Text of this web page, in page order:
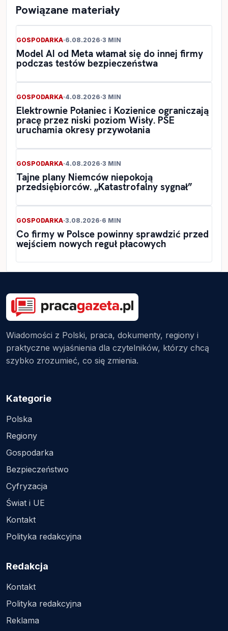
Powiązane materiały
GOSPODARKA·6.08.2026·3 MIN
Model AI od Meta włamał się do innej firmy
podczas testów bezpieczeństwa
GOSPODARKA·4.08.2026·3 MIN
Elektrownie Połaniec i Kozienice ograniczają
pracę przez niski poziom Wisły. PSE
uruchamia okresy przywołania
GOSPODARKA·4.08.2026·3 MIN
Tajne plany Niemców niepokoją
przedsiębiorców. „Katastrofalny sygnał”
GOSPODARKA·3.08.2026·6 MIN
Co firmy w Polsce powinny sprawdzić przed
wejściem nowych reguł płacowych
Wiadomości z Polski, praca, dokumenty, regiony i
praktyczne wyjaśnienia dla czytelników, którzy chcą
szybko zrozumieć, co się zmienia.
Kategorie
Polska
Regiony
Gospodarka
Bezpieczeństwo
Cyfryzacja
Świat i UE
Kontakt
Polityka redakcyjna
Redakcja
Kontakt
Polityka redakcyjna
Reklama